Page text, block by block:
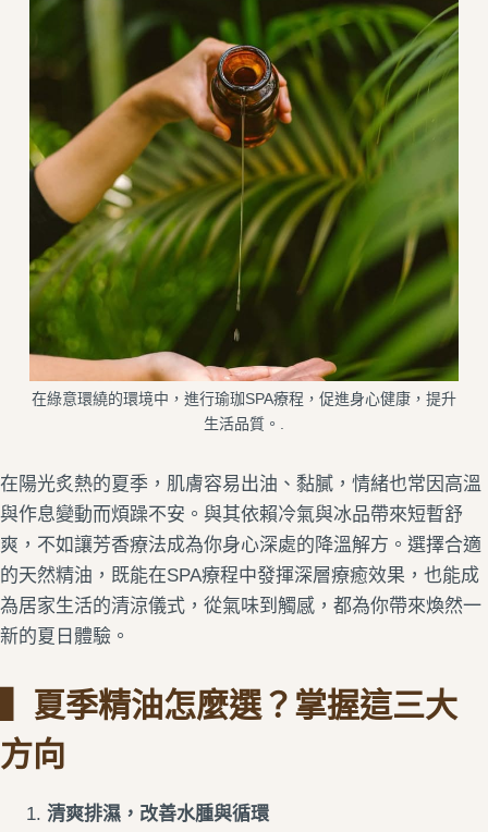
在綠意環繞的環境中，進行瑜珈SPA療程，促進身心健康，提升
生活品質。.
在陽光炙熱的夏季，肌膚容易出油、黏膩，情緒也常因高溫
與作息變動而煩躁不安。與其依賴冷氣與冰品帶來短暫舒
爽，不如讓芳香療法成為你身心深處的降溫解方。選擇合適
的天然精油，既能在SPA療程中發揮深層療癒效果，也能成
為居家生活的清涼儀式，從氣味到觸感，都為你帶來煥然一
新的夏日體驗。
▍夏季精油怎麼選？掌握這三大
方向
清爽排濕，改善水腫與循環